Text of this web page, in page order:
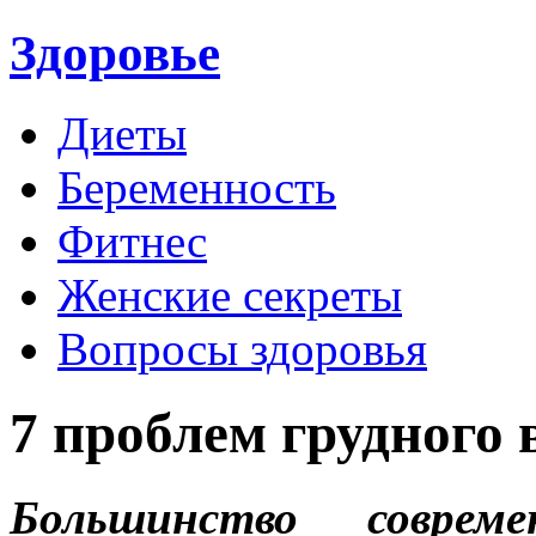
Здоровье
Диеты
Беременность
Фитнес
Женские секреты
Вопросы здоровья
7 проблем
Большинство